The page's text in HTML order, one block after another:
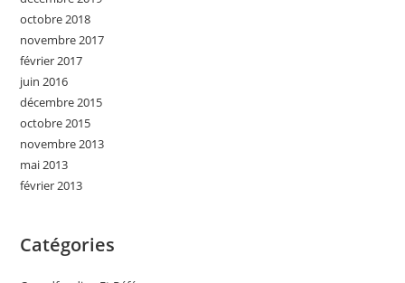
octobre 2018
novembre 2017
février 2017
juin 2016
décembre 2015
octobre 2015
novembre 2013
mai 2013
février 2013
Catégories